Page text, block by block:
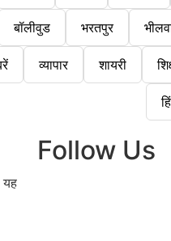
बॉलीवुड भरतपुर
व्यापार शायरी
यह
Follow Us